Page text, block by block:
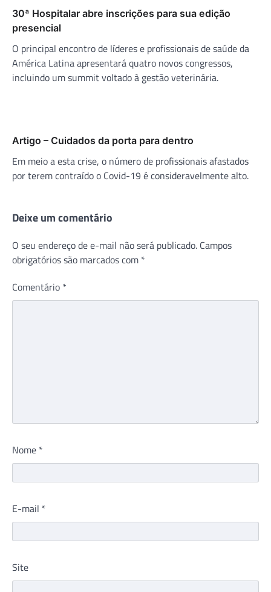
30ª Hospitalar abre inscrições para sua edição
presencial
O principal encontro de líderes e profissionais de saúde da
América Latina apresentará quatro novos congressos,
incluindo um summit voltado à gestão veterinária.
Artigo – Cuidados da porta para dentro
Em meio a esta crise, o número de profissionais afastados
por terem contraído o Covid-19 é consideravelmente alto.
Deixe um comentário
O seu endereço de e-mail não será publicado. Campos
obrigatórios são marcados com *
Comentário *
Nome *
E-mail *
Site